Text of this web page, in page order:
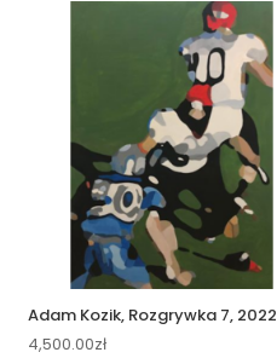
Adam Kozik, Rozgrywka 7, 2022
4,500.00zł